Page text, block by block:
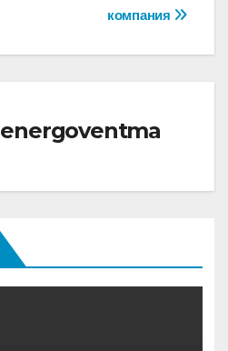
компания
energoventma